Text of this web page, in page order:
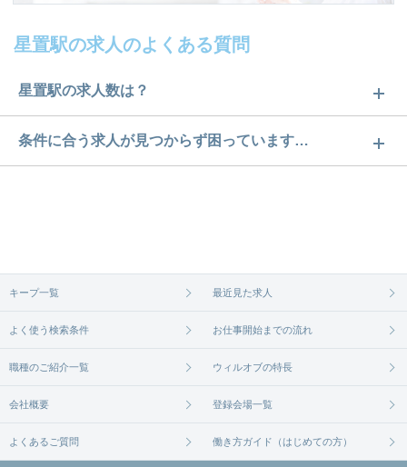
星置駅の求人のよくある質問
星置駅の求人数は？
星置駅の求人数は3件です。どのような求人があるか
ぜひチェックしてみてください。
条件に合う求人が見つからず困っています…
無料相談の登録はコチラから
キープ一覧 最近見た求人
よく使う検索条件 お仕事開始までの流れ
職種のご紹介一覧 ウィルオブの特長
会社概要 登録会場一覧
よくあるご質問 働き方ガイド（はじめての方）